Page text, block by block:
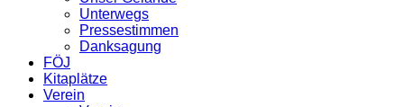
Unterwegs
Pressestimmen
Danksagung
FÖJ
Kitaplätze
Verein